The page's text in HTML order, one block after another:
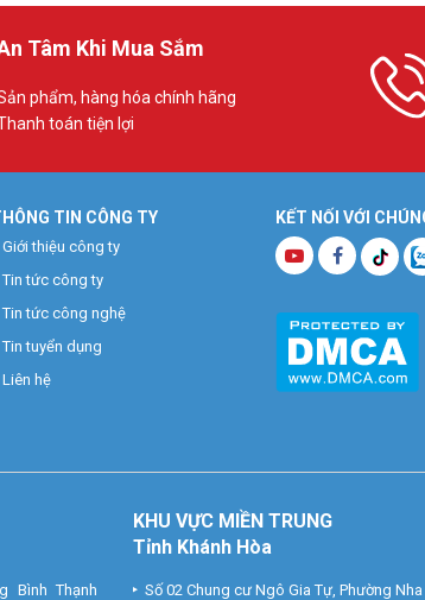
Tâm Khi Mua Sắm
phẩm, hàng hóa chính hãng
toán tiện lợi
KẾT NỐI VỚI
TIN CÔNG TY
Giới thiệu công ty
Tin tức công ty
Tin tức công nghệ
Tin tuyển dụng
Liên hệ
Bình Thạnh
KHU VỰC MIỀN TRUNG
Tỉnh Khánh Hòa
Số 02 Chung cư Ngô Gia Tự, Phường Nha